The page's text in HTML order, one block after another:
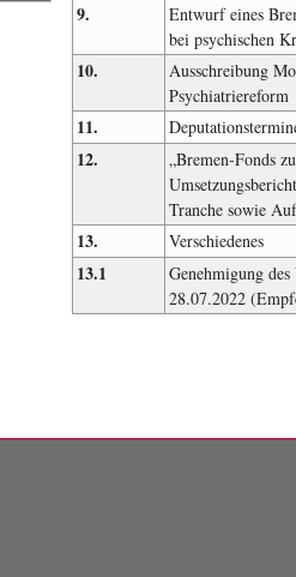
9.
Entwurf eines
bei psychischen
10.
Ausschreibung
Psychiatriereform
11.
12.
„Bremen-Fonds
Tranche sowie
13. Verschiedenes
13.1
Genehmigung
28.07.2022